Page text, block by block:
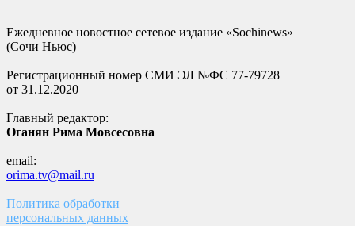
Ежедневное новостное сетевое издание «Sochinews»
(Сочи Ньюс)
Регистрационный номер СМИ ЭЛ №ФС 77-79728
от 31.12.2020
Главный редактор:
Оганян Рима Мовсесовна
email:
orima.tv@mail.ru
Политика обработки
персональных данных